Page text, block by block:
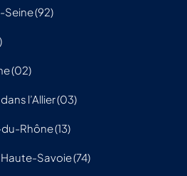
(92)
(02)
l’Allier (03)
Rhône (13)
Savoie (74)